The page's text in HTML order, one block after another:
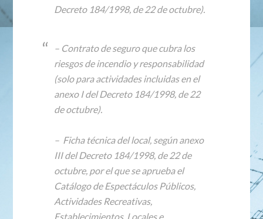
Decreto 184/1998, de 22 de octubre).
– Contrato de seguro que cubra los
riesgos de incendio y responsabilidad
(solo para actividades incluidas en el
anexo I del Decreto 184/1998, de 22
de octubre).
– Ficha técnica del local, según anexo
III del Decreto 184/1998, de 22 de
octubre, por el que se aprueba el
Catálogo de Espectáculos Públicos,
Actividades Recreativas,
Establecimientos, Locales e